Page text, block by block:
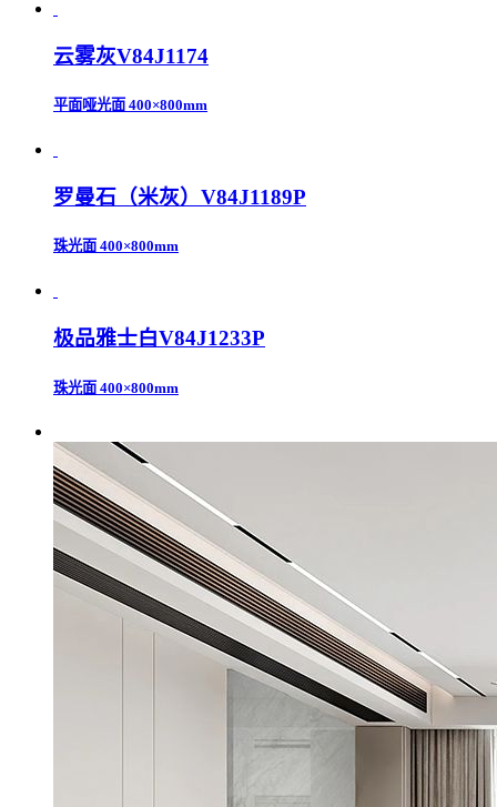
云雾灰V84J1174
平面哑光面 400×800mm
罗曼石（米灰）V84J1189P
珠光面 400×800mm
极品雅士白V84J1233P
珠光面 400×800mm